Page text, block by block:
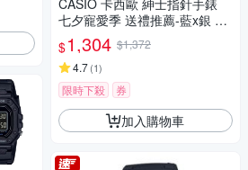
CASIO 卡西歐 紳士指針手錶
七夕寵愛季 送禮推薦-藍x銀 M
TP-1314D-2A
$1,304 $1,372
4.7(1)
限時下殺 券
加入購物車